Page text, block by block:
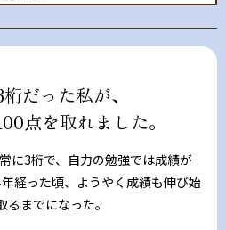
だった私が、
点を取れました。
に3桁で、自力の勉強では成績が
経った頃、ようやく成績も伸び始
までになった。